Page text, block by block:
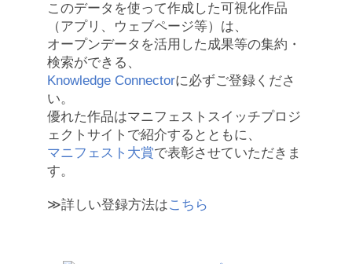
このデータを使って作成した可視化作品
（アプリ、ウェブページ等）は、
オープンデータを活用した成果等の集約・
検索ができる、
Knowledge Connectorに必ずご登録くださ
い。
優れた作品はマニフェストスイッチプロジ
ェクトサイトで紹介するとともに、
マニフェスト大賞で表彰させていただきま
す。
≫詳しい登録方法はこちら